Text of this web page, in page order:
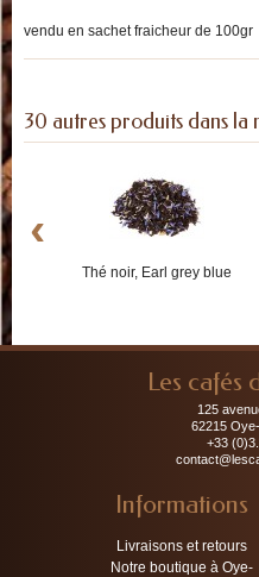
vendu en sachet fraicheur de 100gr
30 autres produits dans la
Thé noir, Earl grey blue
‹
Les cafés
125
62215
+33
Informations
Livraisons et retours
Notre boutique à Oye-